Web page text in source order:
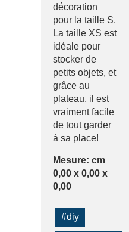
décoration
pour la taille S.
La taille XS est
idéale pour
stocker de
petits objets, et
grâce au
plateau, il est
vraiment facile
de tout garder
à sa place!
Mesure: cm
0,00 x 0,00 x
0,00
#diy